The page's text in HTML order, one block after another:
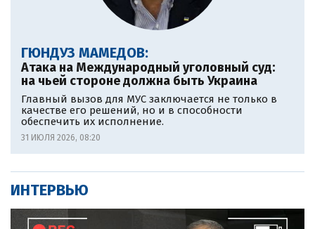
ГЮНДУЗ МАМЕДОВ:
Атака на Международный уголовный суд:
на чьей стороне должна быть Украина
Главный вызов для МУС заключается не только в
качестве его решений, но и в способности
обеспечить их исполнение.
31 ИЮЛЯ 2026, 08:20
ИНТЕРВЬЮ